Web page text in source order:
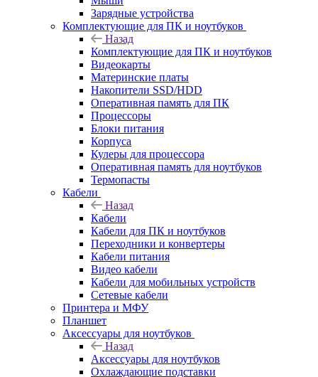
Зарядные устройства
Комплектующие для ПК и ноутбуков
Назад
Комплектующие для ПК и ноутбуков
Видеокарты
Материнские платы
Накопители SSD/HDD
Оперативная память для ПК
Процессоры
Блоки питания
Корпуса
Кулеры для процессора
Оперативная память для ноутбуков
Термопасты
Кабели
Назад
Кабели
Кабели для ПК и ноутбуков
Переходники и конвертеры
Кабели питания
Видео кабели
Кабели для мобильных устройств
Сетевые кабели
Принтера и МФУ
Планшет
Аксессуары для ноутбуков
Назад
Аксессуары для ноутбуков
Охлаждающие подставки